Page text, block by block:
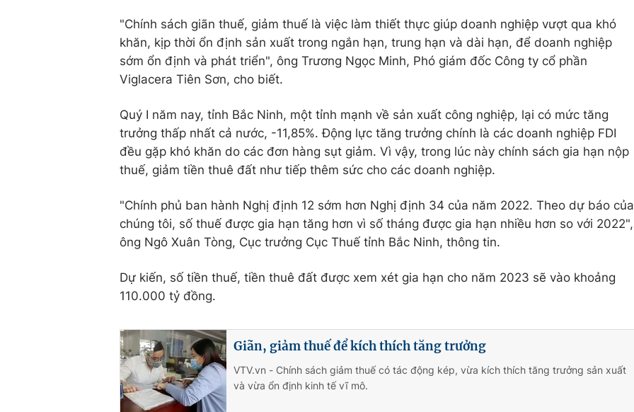
"Chính sách giãn thuế, giảm thuế là việc làm thiết thực giúp doanh nghiệp vượt qua khó
khăn, kịp thời ổn định sản xuất trong ngắn hạn, trung hạn và dài hạn, để doanh nghiệp
sớm ổn định và phát triển", ông Trương Ngọc Minh, Phó giám đốc Công ty cổ phần
Viglacera Tiên Sơn, cho biết.
Quý I năm nay, tỉnh Bắc Ninh, một tỉnh mạnh về sản xuất công nghiệp, lại có mức tăng
trưởng thấp nhất cả nước, -11,85%. Động lực tăng trưởng chính là các doanh nghiệp FDI
đều gặp khó khăn do các đơn hàng sụt giảm. Vì vậy, trong lúc này chính sách gia hạn nộp
thuế, giảm tiền thuê đất như tiếp thêm sức cho các doanh nghiệp.
"Chính phủ ban hành Nghị định 12 sớm hơn Nghị định 34 của năm 2022. Theo dự báo của
chúng tôi, số thuế được gia hạn tăng hơn vì số tháng được gia hạn nhiều hơn so với 2022",
ông Ngô Xuân Tòng, Cục trưởng Cục Thuế tỉnh Bắc Ninh, thông tin.
Dự kiến, số tiền thuế, tiền thuê đất được xem xét gia hạn cho năm 2023 sẽ vào khoảng
110.000 tỷ đồng.
Giãn, giảm thuế để kích thích tăng trưởng
VTV.vn - Chính sách giảm thuế có tác động kép, vừa kích thích tăng trưởng sản xuất
và vừa ổn định kinh tế vĩ mô.